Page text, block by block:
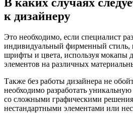
к дизайнеру
Это необходимо, если специалист
индивидуальный фирменный стиль,
шрифты и цвета, используя мокапы
элементов на различных
Также без работы дизайнера не
необходимо разработать
со сложными графическими
нестандартными элементами или